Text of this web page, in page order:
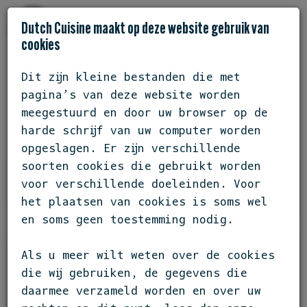
FRIESLAND / HOORN
RESTAURANT AEST
Dutch Cuisine maakt op deze website gebruik van
cookies
Dit zijn kleine bestanden die met
pagina’s van deze website worden
meegestuurd en door uw browser op de
harde schrijf van uw computer worden
opgeslagen. Er zijn verschillende
soorten cookies die gebruikt worden
voor verschillende doeleinden. Voor
het plaatsen van cookies is soms wel
en soms geen toestemming nodig.
Als u meer wilt weten over de cookies
die wij gebruiken, de gegevens die
daarmee verzameld worden en over uw